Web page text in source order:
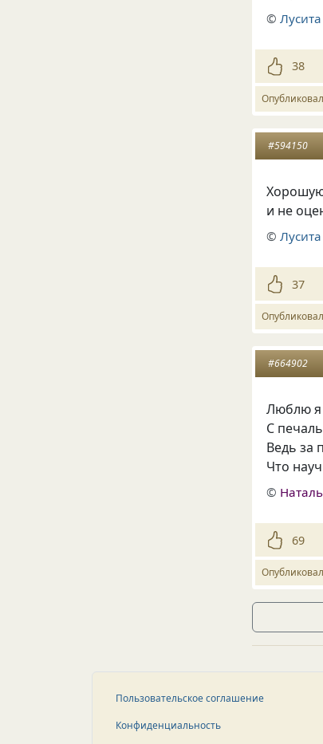
©Лусита
38
#594150
и не
©Лусита
37
#664902
Люблю я
С
Ведь за
Что
©
69
Пользовательское соглашение
Конфиденциальность